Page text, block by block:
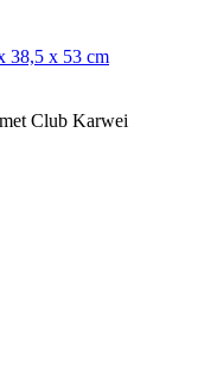
38,5 x 53 cm
Club Karwei